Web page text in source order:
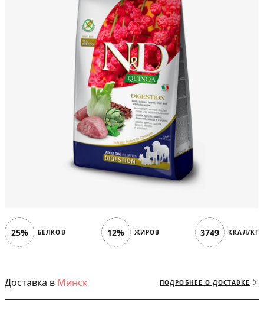
25% БЕЛКОВ 12% ЖИРОВ 3749 ККАЛ/КГ
Доставка в Минск ПОДРОБНЕЕ О ДОСТАВКЕ